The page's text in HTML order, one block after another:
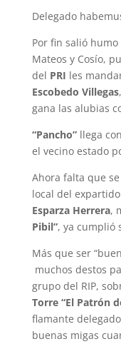
Delegado
Por fin salió
Mateos y Cosío,
del PRI les
Escobedo Villegas
gana las alubias
“Pancho” llega
el vecino estado
Ahora falta que
local del
Esparza Herrera,
Pibil”, ya cumplió
Más que ser
muchos destos
grupo del RIP,
Torre “El Patrón
flamante
buenas migas